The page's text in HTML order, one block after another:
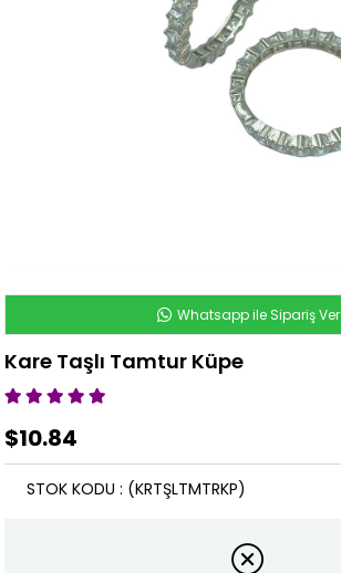
Whatsapp ile Sipariş Ver
Kare Taşlı Tamtur Küpe
$10.84
(KRTŞLTMTRKP)
STOK KODU